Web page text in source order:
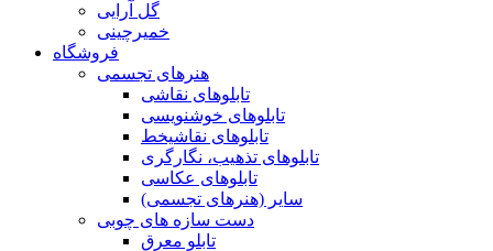
گل آرایی
خمیرچینی
فروشگاه
هنرهای تجسمی
تابلوهای نقاشی
تابلوهای خوشنویسی
تابلوهای نقاشیخط
تابلوهای تذهیب، نگارگری
تابلوهای عکاسی
سایر (هنرهای تجسمی)
دست سازه های چوبی
تابلو معرق